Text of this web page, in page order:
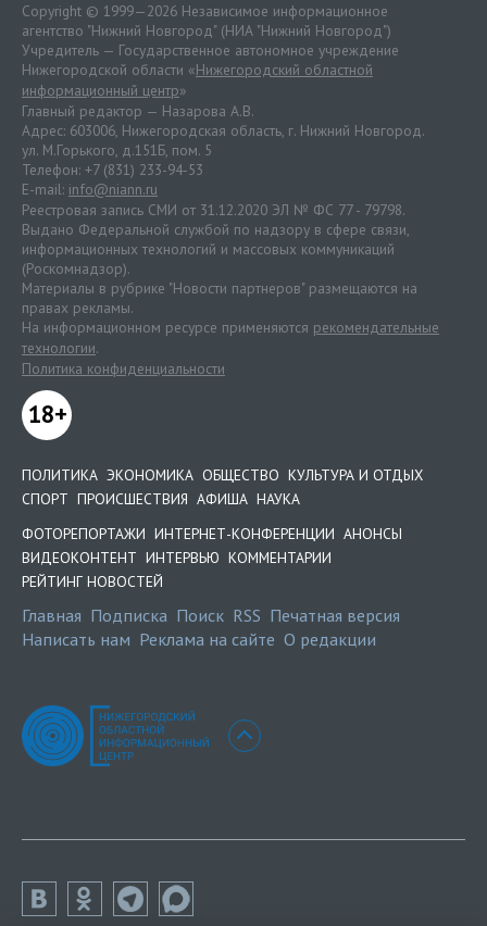
Copyright © 1999—2026 Независимое информационное
агентство "Нижний Новгород" (НИА "Нижний Новгород")
Учредитель — Государственное автономное учреждение
Нижегородской области «Нижегородский областной
информационный центр»
Главный редактор — Назарова А.В.
Адрес: 603006, Нижегородская область, г. Нижний Новгород.
ул. М.Горького, д.151Б, пом. 5
Телефон: +7 (831) 233-94-53
E-mail: info@niann.ru
Реестровая запись СМИ от 31.12.2020 ЭЛ № ФС 77 - 79798.
Выдано Федеральной службой по надзору в сфере связи,
информационных технологий и массовых коммуникаций
(Роскомнадзор).
Материалы в рубрике "Новости партнеров" размещаются на
правах рекламы.
На информационном ресурсе применяются рекомендательные
технологии.
Политика конфиденциальности
18+
ПОЛИТИКА ЭКОНОМИКА ОБЩЕСТВО КУЛЬТУРА И ОТДЫХ
СПОРТ ПРОИСШЕСТВИЯ АФИША НАУКА
ФОТОРЕПОРТАЖИ ИНТЕРНЕТ-КОНФЕРЕНЦИИ АНОНСЫ
ВИДЕОКОНТЕНТ ИНТЕРВЬЮ КОММЕНТАРИИ
РЕЙТИНГ НОВОСТЕЙ
Главная Подписка Поиск RSS Печатная версия
Написать нам Реклама на сайте О редакции